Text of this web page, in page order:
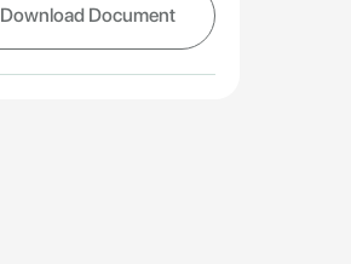
Download Document